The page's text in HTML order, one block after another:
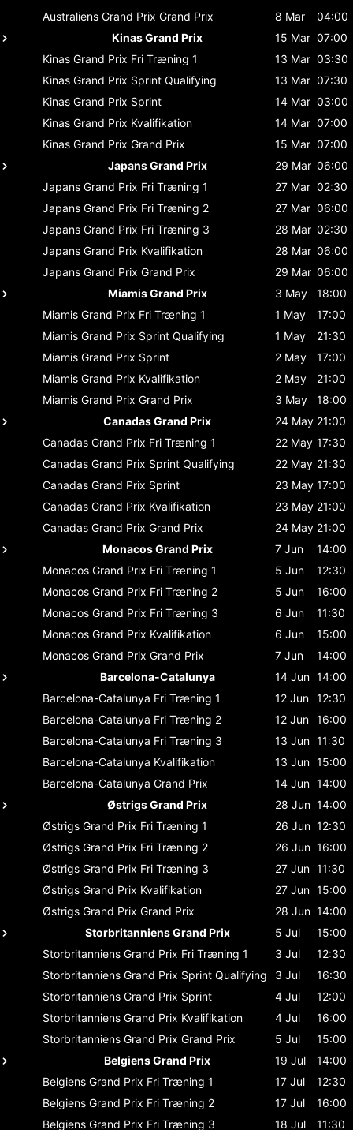
Australiens Grand Prix Grand Prix 8 Mar
04:00
Kinas Grand Prix
15 Mar 07:00
Kinas Grand Prix Fri Træning 1 13 Mar 03:30
Kinas Grand Prix Sprint Qualifying 13 Mar 07:30
Kinas Grand Prix Sprint 14 Mar 03:00
Kinas Grand Prix Kvalifikation 14 Mar 07:00
Kinas Grand Prix Grand Prix 15 Mar 07:00
Japans Grand Prix
29 Mar 06:00
Japans Grand Prix Fri Træning 1 27 Mar 02:30
Japans Grand Prix Fri Træning 2 27 Mar 06:00
Japans Grand Prix Fri Træning 3 28 Mar 02:30
Japans Grand Prix Kvalifikation 28 Mar 06:00
Japans Grand Prix Grand Prix 29 Mar 06:00
Miamis Grand Prix
3 May
18:00
Miamis Grand Prix Fri Træning 1 1 May
17:00
Miamis Grand Prix Sprint Qualifying 1 May
21:30
Miamis Grand Prix Sprint 2 May
17:00
Miamis Grand Prix Kvalifikation 2 May
21:00
Miamis Grand Prix Grand Prix 3 May
18:00
Canadas Grand Prix
24 May 21:00
Canadas Grand Prix Fri Træning 1 22 May 17:30
Canadas Grand Prix Sprint Qualifying 22 May 21:30
Canadas Grand Prix Sprint 23 May 17:00
Canadas Grand Prix Kvalifikation 23 May 21:00
Canadas Grand Prix Grand Prix 24 May 21:00
Monacos Grand Prix
7 Jun
14:00
Monacos Grand Prix Fri Træning 1 5 Jun
12:30
Monacos Grand Prix Fri Træning 2 5 Jun
16:00
Monacos Grand Prix Fri Træning 3 6 Jun
11:30
Monacos Grand Prix Kvalifikation 6 Jun
15:00
Monacos Grand Prix Grand Prix 7 Jun
14:00
Barcelona-Catalunya
14 Jun 14:00
Barcelona-Catalunya Fri Træning 1 12 Jun 12:30
Barcelona-Catalunya Fri Træning 2 12 Jun 16:00
Barcelona-Catalunya Fri Træning 3 13 Jun 11:30
Barcelona-Catalunya Kvalifikation 13 Jun 15:00
Barcelona-Catalunya Grand Prix 14 Jun 14:00
Østrigs Grand Prix
28 Jun 14:00
Østrigs Grand Prix Fri Træning 1 26 Jun 12:30
Østrigs Grand Prix Fri Træning 2 26 Jun 16:00
Østrigs Grand Prix Fri Træning 3 27 Jun 11:30
Østrigs Grand Prix Kvalifikation 27 Jun 15:00
Østrigs Grand Prix Grand Prix 28 Jun 14:00
Storbritanniens Grand Prix
5 Jul
15:00
Storbritanniens Grand Prix Fri Træning 1 3 Jul
12:30
Storbritanniens Grand Prix Sprint Qualifying 3 Jul
16:30
Storbritanniens Grand Prix Sprint 4 Jul
12:00
Storbritanniens Grand Prix Kvalifikation 4 Jul
16:00
Storbritanniens Grand Prix Grand Prix 5 Jul
15:00
Belgiens Grand Prix
19 Jul
14:00
Belgiens Grand Prix Fri Træning 1 17 Jul
12:30
Belgiens Grand Prix Fri Træning 2 17 Jul
16:00
Belgiens Grand Prix Fri Træning 3 18 Jul
11:30